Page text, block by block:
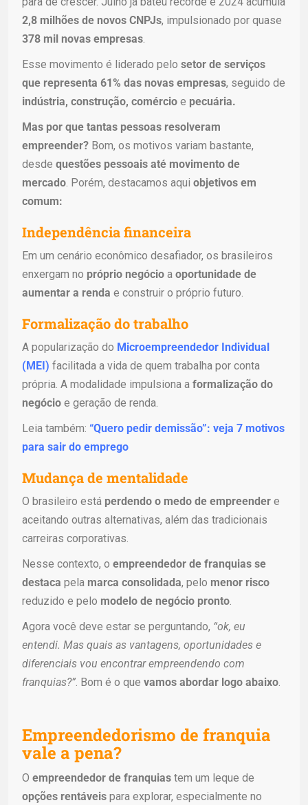
2,8 milhões de novos CNPJs, impulsionado por quase
378 mil novas empresas.
Esse movimento é liderado pelo setor de serviços
que representa 61% das novas empresas, seguido de
indústria, construção, comércio e pecuária.
Mas por que tantas pessoas resolveram
empreender? Bom, os motivos variam bastante,
desde questões pessoais até movimento de
mercado. Porém, destacamos aqui objetivos em
comum:
Independência financeira
Em um cenário econômico desafiador, os brasileiros
enxergam no próprio negócio a oportunidade de
aumentar a renda e construir o próprio futuro.
Formalização do trabalho
A popularização do Microempreendedor Individual
(MEI) facilitada a vida de quem trabalha por conta
própria. A modalidade impulsiona a formalização do
negócio e geração de renda.
Leia também: “Quero pedir demissão”: veja 7 motivos
para sair do emprego
Mudança de mentalidade
O brasileiro está perdendo o medo de empreender e
aceitando outras alternativas, além das tradicionais
carreiras corporativas.
Nesse contexto, o empreendedor de franquias se
destaca pela marca consolidada, pelo menor risco
reduzido e pelo modelo de negócio pronto.
Agora você deve estar se perguntando, “ok, eu
entendi. Mas quais as vantagens, oportunidades e
diferenciais vou encontrar empreendendo com
franquias?”. Bom é o que vamos abordar logo abaixo.
Empreendedorismo de franquia
vale a pena?
O empreendedor de franquias tem um leque de
opções rentáveis para explorar, especialmente no